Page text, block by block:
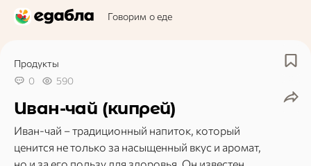
Говорим о еде
Продукты
0
590
Иван-чай (кипрей)
Иван-чай – традиционный напиток, который
ценится не только за насыщенный вкус и аромат,